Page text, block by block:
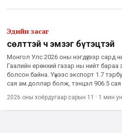
Эдийн засаг
Өсөлттэй ч эмзэг бүтэцтэй
Монгол Улс 2026 оны нэгдүгээр сард
Гаалийн ерөнхий газар ны нийт
болсон байна. Үүнээс экспорт 1.7
сая ам.доллар болж, тэнцэл 906.5
2026 оны хоёрдугаар сарын 11 · 1 мин